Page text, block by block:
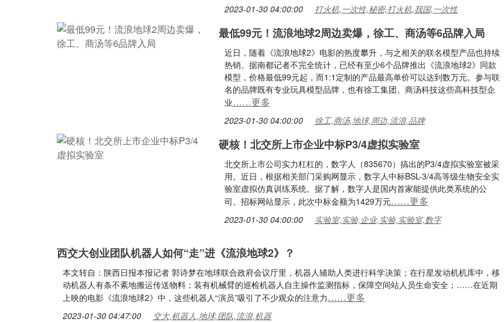
2023-01-30 04:00:00 打火机,一次性,秘密,打火机,我国,一次性
最低99元！流浪地球2周边卖爆，徐工、商汤等6品牌入局
近日，随着《流浪地球2》电影的热度攀升，与之相关的联名模型产品也持续
热销。据南都记者不完全统计，已经有至少6个品牌推出《流浪地球2》同款
模型，价格最低99元起，而1:1定制的产品最高单价可以达到数万元。参与联
名的品牌既有专业玩具模型品牌，也有徐工集团、商汤科技这些高科技型企
业……更多
2023-01-30 04:00:00 徐工,商汤,地球,周边,流浪,品牌
硬核！北交所上市企业中标P3/4虚拟实验室
北交所上市公司实力杠杠的，数字人（835670）搞出的P3/4虚拟实验室被采
用。近日，根据相关部门采购网显示，数字人中标BSL-3/4高等级生物安全实
验室虚拟仿真训练系统。据了解，数字人是国内首家能提供此类系统的公
司。招标网站显示，此次中标金额为1429万元……更多
2023-01-30 04:00:00 实验室,实验,企业,实验,实验室,数字
西交大创业团队机器人如何“走”进《流浪地球2》？
本文转自：陕西日报本报记者 郭诗梦在地球联合政府会议厅里，机器人辅助人类进行科学决策；在行星发动机机库中，移
动机器人有条不紊地搬运传送物料；装有机械臂的巡检机器人自主操作监测指标，保障空间站人员生命安全；……在近期
上映的电影《流浪地球2》中，这些机器人“演员”吸引了不少观众的注意力……更多
2023-01-30 04:47:00 交大,机器人,地球,团队,流浪,机器